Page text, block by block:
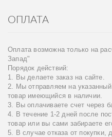
ОПЛАТА
Оплата возможна только на
Запад"
Порядок действий:
1. Вы делаете заказ на сайте.
2. Мы отправляем на
товар имеющийся в наличии.
3. Вы оплачиваете счет через
4. В течение 1-2 дней после
товар или вы сами забираете
5. В случае отказа от покупки,